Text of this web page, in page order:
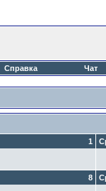
Справка Чат
1
8